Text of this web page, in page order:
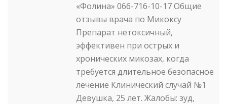
«Фолина» 066-716-10-17 Общие
отзывы врача по Микоксу
Препарат нетоксичный,
эффективен при острых и
хронических микозах, когда
требуется длительное безопасное
лечение Клинический случай №1
Девушка, 25 лет. Жалобы: зуд,